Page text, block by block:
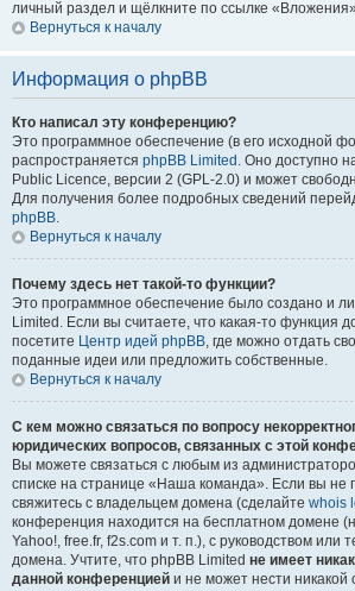
личный раздел и щёлкните по ссылке
Вернуться к началу
Информация о phpBB
Кто написал эту конференцию?
Это программное обеспечение (в его исходной
распространяется phpBB Limited . Оно доступно
Public Licence, версии 2 (GPL-2.0) и может
Для получения более подробных сведений
phpBB.
Вернуться к началу
Почему здесь нет такой-то функции?
Это программное обеспечение было создано и
Limited. Если вы считаете, что какая-то функция
посетите Центр идей phpBB, где можно отдать
поданные идеи или предложить собственные.
Вернуться к началу
С кем можно связаться по вопросу
юридических вопросов, связанных с этой
Вы можете связаться с любым из
списке на странице «Наша команда». Если вы не
свяжитесь с владельцем домена (сделайте whois
конференция находится на бесплатном домене
Yahoo!, free.fr, f2s.com и т. п.), с руководством или
домена. Учтите, что phpBB Limited не имеет
данной конференцией и не может нести никакой